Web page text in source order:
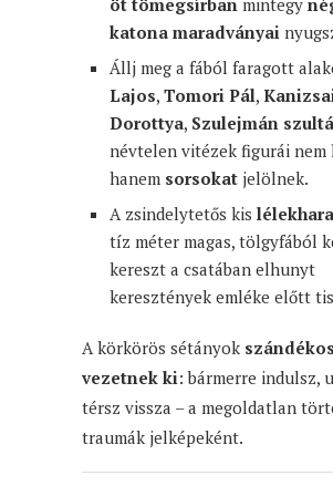
katona maradványai
Állj meg a fából faragott
Lajos, Tomori Pál,
Dorottya, Szulejmán
névtelen vitézek figurái nem
hanem sorsokat jelölnek.
A zsindelytetős kis
tíz méter magas, tölgyfából
kereszt a csatában elhunyt
keresztények emléke előtt
A körkörös sétányok
vezetnek ki: bármerre indulsz,
térsz vissza – a megoldatlan
traumák jelképeként.